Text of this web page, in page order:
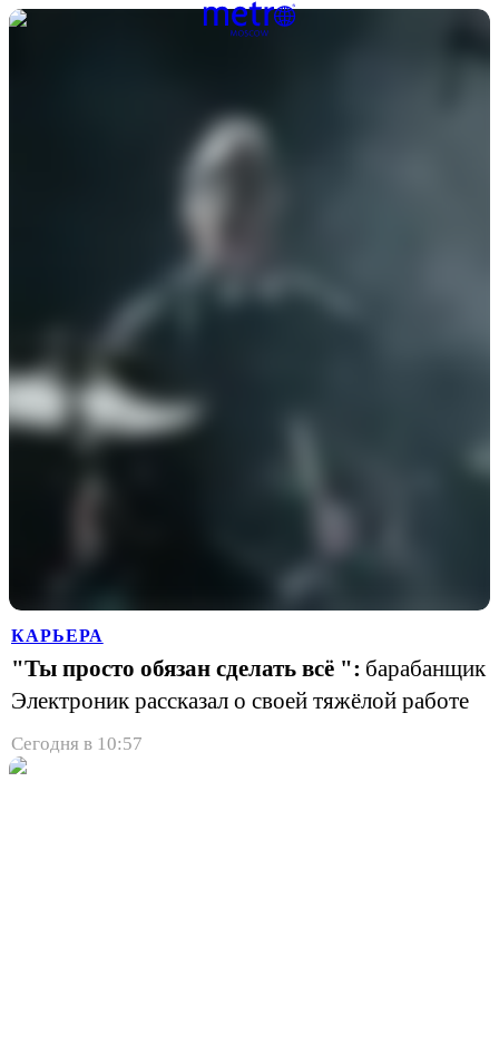
КАРЬЕРА
"Ты просто обязан сделать всё ": барабанщик
Электроник рассказал о своей тяжёлой работе
Сегодня в 10:57